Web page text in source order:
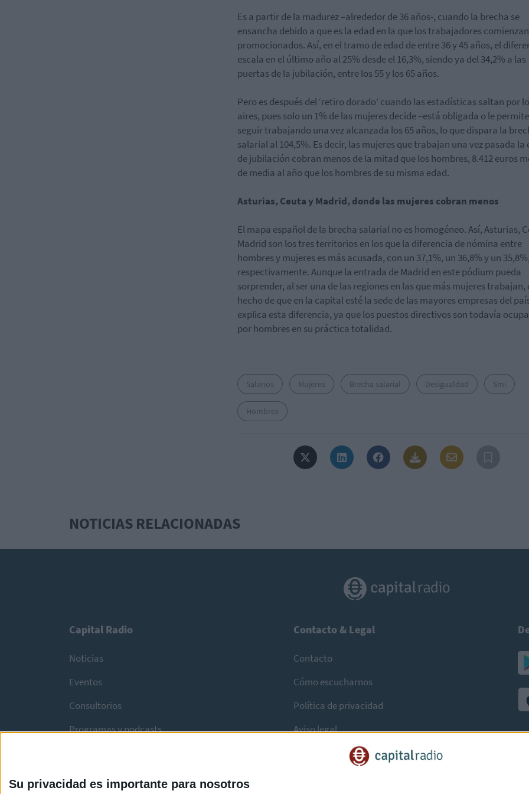
Su privacidad es importante para nosotros
Es a partir de la madurez –alrededor de 36 años-, cuando la brecha se
ensancha debido a que es la edad en la que los trabajadores
promocionados. Así, en el tramo de edad de entre 36 y 45 años, el
escala en el último año al 25% desde el 16,3%, siendo ya del 34,2% a las
puertas de la jubilación, entre los 55 y los 65 años.
Pero es después del ‘retiro dorado’ cuando las estadísticas saltan por
aires, pues solo un 1% de las mujeres decide –está obligada o le
seguir trabajando una vez alcanzada los 65 años, lo que dispara la
salarial al 104,5%. Es decir, las mujeres que trabajan una vez pasada la
de jubilación cobran menos de la mitad que los hombres, 8.412 euros
de media al año que los hombres de su misma edad.
Asturias, Ceuta y Madrid, donde las mujeres cobran menos
El mapa español de la brecha salarial no es homogéneo. Así, Asturias,
Madrid son los tres territorios en los que la diferencia de nómina entre
hombres y mujeres es más acusada, con un 37,1%, un 36,8% y un 35,8%,
respectivamente. Aunque la entrada de Madrid en este pódium pueda
sorprender, al ser una de las regiones en las que más mujeres trabajan,
hecho de que en la capital esté la sede de las mayores empresas del
explica esta diferencia, ya que los puestos directivos son todavía
por hombres en su práctica totalidad.
Salarios Mujeres Brecha salarial Desigualdad Smi
Hombres
NOTICIAS RELACIONADAS
Capital Radio
Noticias
Eventos
Consultorios
Programas y podcasts
Contacto & Legal
Contacto
Cómo escucharnos
Política de privacidad
Aviso legal